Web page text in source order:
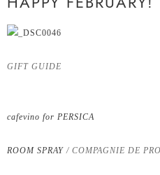
GIFT GUIDE
cafevino for PERSICA
ROOM SPRAY / COMPAGNIE DE